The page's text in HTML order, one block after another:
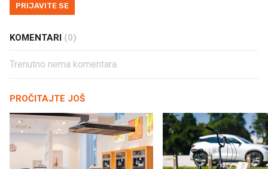
PRIJAVITE SE
KOMENTARI (0)
Trenutno nema komentara.
PROČITAJTE JOŠ